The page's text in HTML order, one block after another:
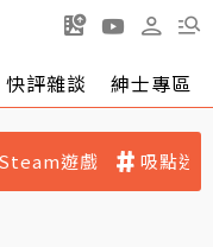
快評雜談 紳士專區
Steam遊戲 吸點迷